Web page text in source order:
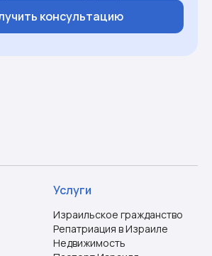
консультацию
Услуги
Израильское гражданство
Репатриация в Израиле
Недвижимость